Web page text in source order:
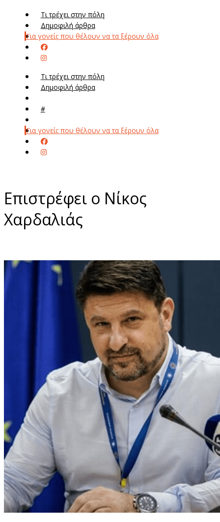
Τι τρέχει στην πόλη
Δημοφιλή άρθρα
Για γονείς που θέλουν να τα ξέρουν όλα
Τι τρέχει στην πόλη
Δημοφιλή άρθρα
#
Για γονείς που θέλουν να τα ξέρουν όλα
Επιστρέφει ο Νίκος
Χαρδαλιάς